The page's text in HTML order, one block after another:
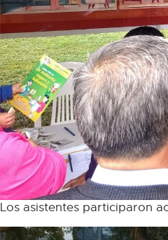
Los asistentes participaron